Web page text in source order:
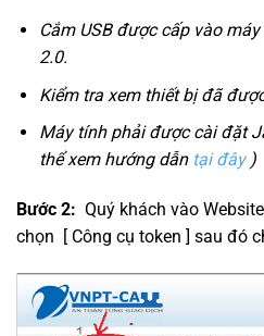
Cắm USB được cấp vào
2.0.
Kiểm tra xem thiết bị đã
Máy tính phải được cài đặt
thể xem hướng dẫn tại đây)
Bước 2: Quý khách vào
chọn [ Công cụ token ] sau đó